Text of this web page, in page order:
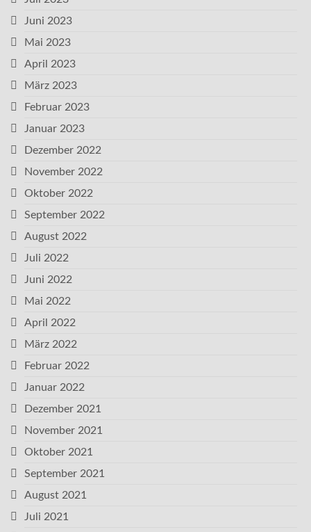
Juni 2023
Mai 2023
April 2023
März 2023
Februar 2023
Januar 2023
Dezember 2022
November 2022
Oktober 2022
September 2022
August 2022
Juli 2022
Juni 2022
Mai 2022
April 2022
März 2022
Februar 2022
Januar 2022
Dezember 2021
November 2021
Oktober 2021
September 2021
August 2021
Juli 2021